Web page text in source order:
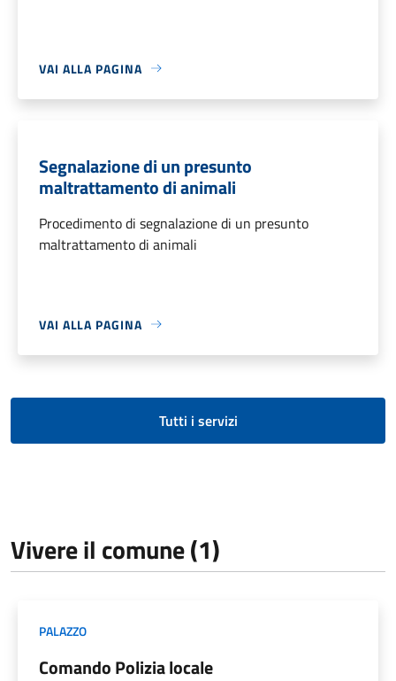
VAI ALLA PAGINA
Segnalazione di un presunto
maltrattamento di animali
Procedimento di segnalazione di un presunto
maltrattamento di animali
VAI ALLA PAGINA
Tutti i servizi
Vivere il comune (1)
PALAZZO
Comando Polizia locale